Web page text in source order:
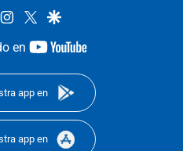
instagram
twittergoogle
en
youtube-
app en
app en